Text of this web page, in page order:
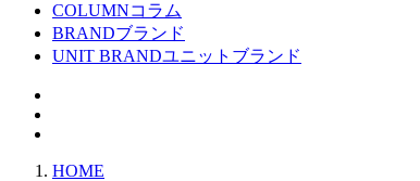
COLUMNコラム
BRANDブランド
UNIT BRANDユニットブランド
HOME